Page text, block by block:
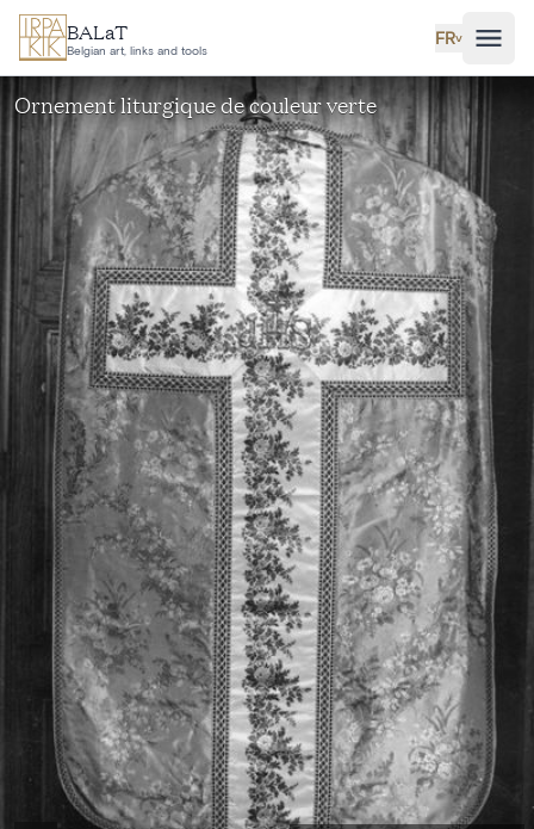
Aller au contenu principal
BALaT
Belgian art, links and tools
FR˅
Ornement liturgique de couleur verte